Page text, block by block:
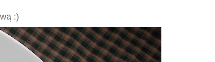
:)